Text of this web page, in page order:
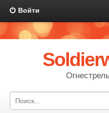
Войти